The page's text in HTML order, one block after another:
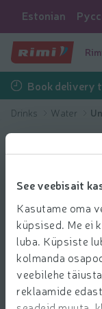
See veebisait
Kasutame oma
küpsised. Me ei
luba. Küpsiste
kolmanda
veebilehe
reklaamide
Estonian
Book delivery
Drinks Water